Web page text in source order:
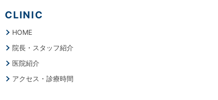
CLINIC
HOME
院長・スタッフ紹介
医院紹介
アクセス・診療時間